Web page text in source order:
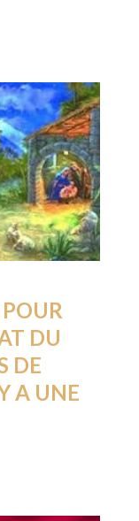
DU
DE
A UNE